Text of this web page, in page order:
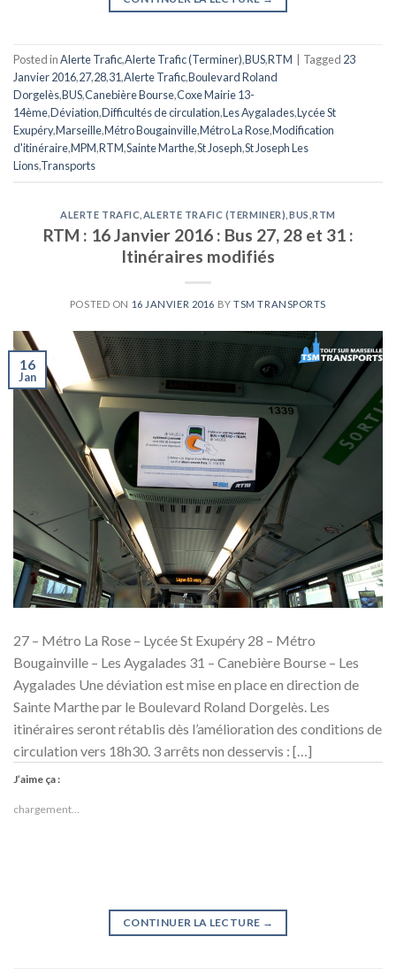
Posted inAlerte Trafic,Alerte Trafic (Terminer),BUS,RTM Tagged 23
Janvier 2016,27,28,31,Alerte Trafic,Boulevard Roland
Dorgelès,BUS,Canebière Bourse,Coxe Mairie 13-
14ème,Déviation,Difficultés de circulation,Les Aygalades,Lycée St
Exupéry,Marseille,Métro Bougainville,Métro La Rose,Modification
d'itinéraire,MPM,RTM,Sainte Marthe,St Joseph,St Joseph Les
Lions,Transports
ALERTE TRAFIC ALERTE TRAFIC (TERMINER) BUS ,RTM
RTM : 16 Janvier 2016 : Bus 27, 28 et 31 :
Itinéraires modifiés
POSTED ON 16 JANVIER 2016 BYTSM TRANSPORTS
16
Jan
27 – Métro La Rose – Lycée St Exupéry 28 – Métro
Bougainville – Les Aygalades 31 – Canebière Bourse – Les
Aygalades Une déviation est mise en place en direction de
Sainte Marthe par le Boulevard Roland Dorgelès. Les
itinéraires seront rétablis dès l’amélioration des conditions de
circulation vers 18h30. 3 arrêts non desservis : […]
J’aime ça :
chargement…
CONTINUER LA LECTURE →